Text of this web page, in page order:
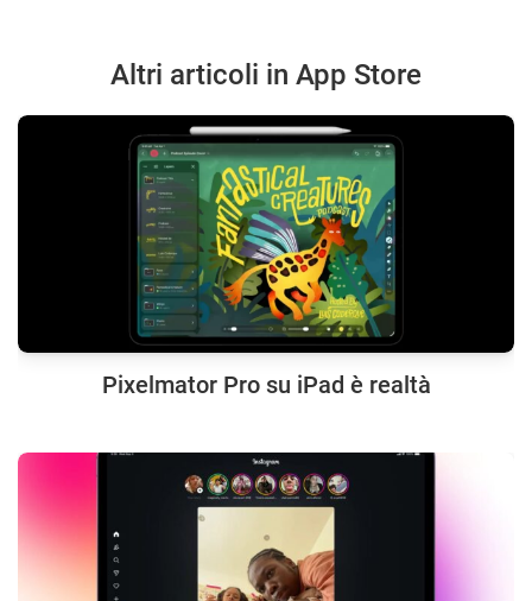
Altri articoli in App Store
Pixelmator Pro su iPad è realtà